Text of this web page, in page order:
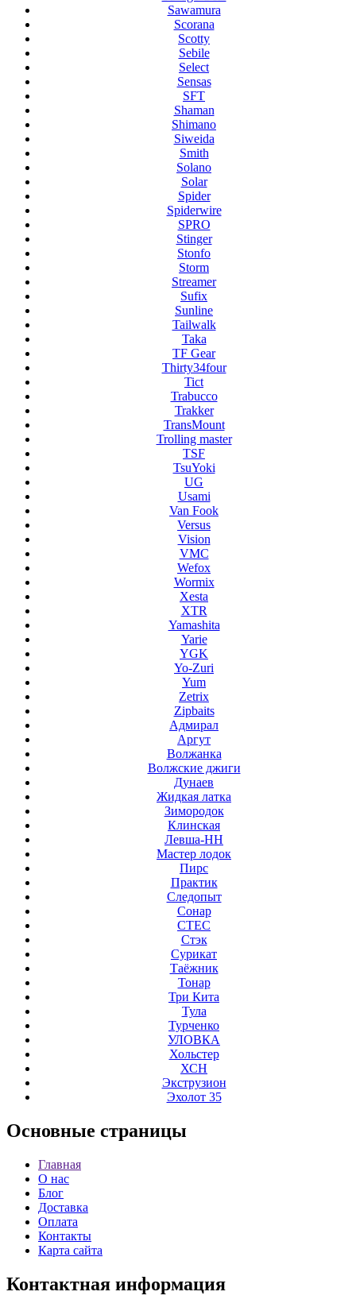
Sawamura
Scorana
Scotty
Sebile
Select
Sensas
SFT
Shaman
Shimano
Siweida
Smith
Solano
Solar
Spider
Spiderwire
SPRO
Stinger
Stonfo
Storm
Streamer
Sufix
Sunline
Tailwalk
Taka
TF Gear
Thirty34four
Tict
Trabucco
Trakker
TransMount
Trolling master
TSF
TsuYoki
UG
Usami
Van Fook
Versus
Vision
VMC
Wefox
Wormix
Xesta
XTR
Yamashita
Yarie
YGK
Yo-Zuri
Yum
Zetrix
Zipbaits
Адмирал
Аргут
Волжанка
Волжские джиги
Дунаев
Жидкая латка
Зимородок
Клинская
Левша-НН
Мастер лодок
Пирс
Практик
Следопыт
Сонар
СТЕС
Стэк
Сурикат
Таёжник
Тонар
Три Кита
Тула
Турченко
УЛОВКА
Хольстер
ХСН
Экструзион
Эхолот 35
Основные страницы
Главная
О нас
Блог
Доставка
Оплата
Контакты
Карта сайта
Контактная информация